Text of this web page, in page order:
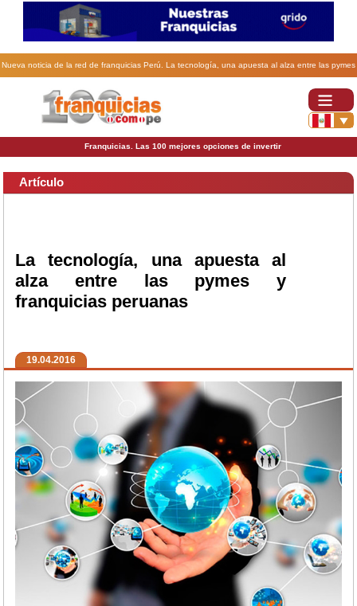
Nueva noticia de la red de franquicias Perú. La tecnología, una apuesta al alza entre las pymes
Franquicias. Las 100 mejores opciones de invertir
Artículo
La tecnología, una apuesta al
alza entre las pymes y
franquicias peruanas
19.04.2016